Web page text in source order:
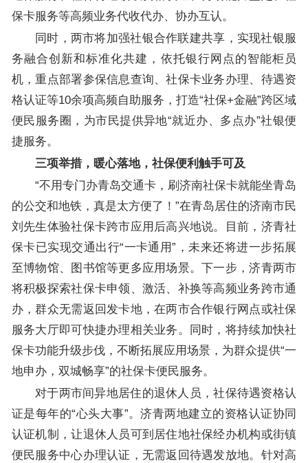
保卡服务等高频业务代收代办、协办互认。
同时，两市将加强社银合作联建共享，实现社银服
务融合创新和标准化共建，依托银行网点的智能柜员
机，重点部署参保信息查询、社保卡业务办理、待遇资
格认证等10余项高频自助服务，打造“社保+金融”跨区域
便民服务圈，为市民提供异地“就近办、多点办”社银便
捷服务。
三项举措，暖心落地，社保便利触手可及
“不用专门办青岛交通卡，刷济南社保卡就能坐青岛
的公交和地铁，真是太方便了！”在青岛居住的济南市民
刘先生体验社保卡跨市应用后高兴地说。目前，济青社
保卡已实现交通出行“一卡通用”，未来还将进一步拓展
至博物馆、图书馆等更多应用场景。下一步，济青两市
将积极探索社保卡申领、激活、补换等高频业务跨市通
办，群众无需返回发卡地，在两市合作银行网点或社保
服务大厅即可快捷办理相关业务。同时，将持续加快社
保卡功能升级步伐，不断拓展应用场景，为群众提供“一
地申办，双城畅享”的社保卡便民服务。
对于两市间异地居住的退休人员，社保待遇资格认
证是每年的“心头大事”。济青两地建立的资格认证协同
认证机制，让退休人员可到居住地社保经办机构或街镇
便民服务中心办理认证，无需返回待遇发放地。针对高